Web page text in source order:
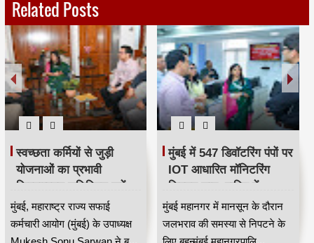
Related Posts
स्वच्छता कर्मियों से जुड़ी
योजनाओं का प्रभावी
क्रियान्वयन सुनिश्चित करें —
महाराष्ट्र राज्य सफाई
कर्मचारी आयोग के उपाध्यक्ष
मुकेश सोनू सरवान HKA
मुंबई, महाराष्ट्र राज्य सफाई
कर्मचारी आयोग (मुंबई) के उपाध्यक्ष
मुंबई में 547 डिवॉटरिंग पंपों पर
IOT आधारित मॉनिटरिंग
सिस्टम लागू, बारिश में
जलभराव नियंत्रण होगा
अधिक प्रभावी
मुंबई महानगर में मानसून के दौरान
जलभराव की समस्या से निपटने के